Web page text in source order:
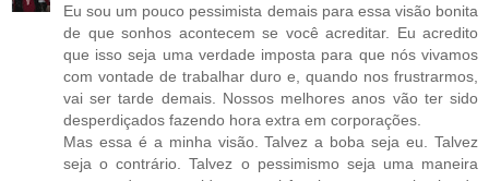
Eu sou um pouco pessimista demais para essa visão bonita
de que sonhos acontecem se você acreditar. Eu acredito
que isso seja uma verdade imposta para que nós vivamos
com vontade de trabalhar duro e, quando nos frustrarmos,
vai ser tarde demais. Nossos melhores anos vão ter sido
desperdiçados fazendo hora extra em corporações.
Mas essa é a minha visão. Talvez a boba seja eu. Talvez
seja o contrário. Talvez o pessimismo seja uma maneira